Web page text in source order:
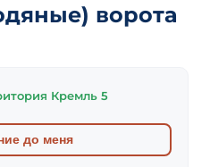
ворота
Кремль 5
до меня